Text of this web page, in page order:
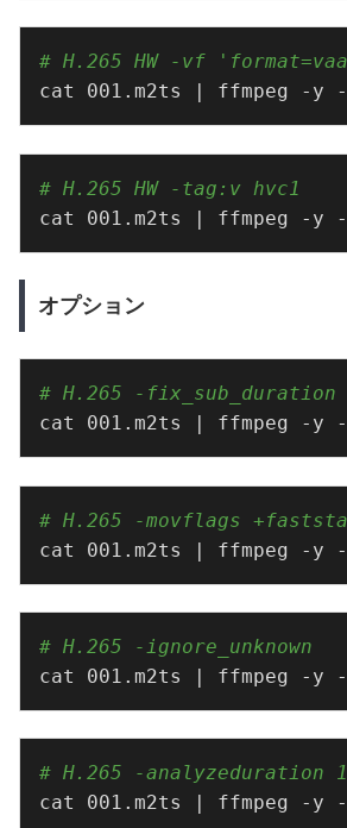
# H.265 HW -vf
cat 001.m2ts | ffmpeg -y
# H.265 HW -tag:v hvc1
cat 001.m2ts | ffmpeg -y
オプション
# H.265 -
cat 001.m2ts | ffmpeg -y
# H.265 -movflags
cat 001.m2ts | ffmpeg -y
# H.265 -ignore_unknown
cat 001.m2ts | ffmpeg -y
# H.265 -analyzeduration
cat 001.m2ts | ffmpeg -y